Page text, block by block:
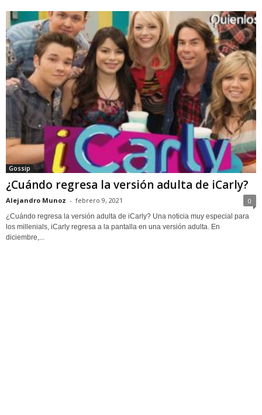
Gossip
¿Cuándo regresa la versión adulta de iCarly?
Alejandro Munoz - febrero 9, 2021 0
¿Cuándo regresa la versión adulta de iCarly? Una noticia muy especial para
los millenials, iCarly regresa a la pantalla en una versión adulta. En
diciembre,...